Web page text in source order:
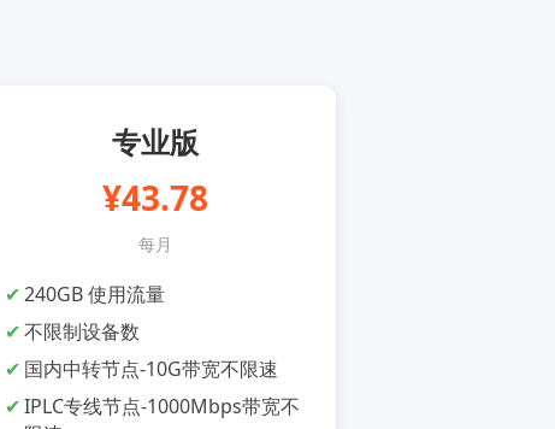
专业版
¥43.78
每月
240GB 使用流量
不限制设备数
国内中转节点-10G带宽不限速
IPLC专线节点-1000Mbps带宽不